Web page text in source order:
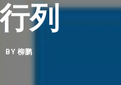
列
BY 柳鹏